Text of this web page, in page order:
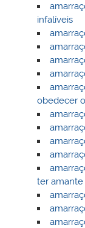
infalíveis
obedecer
ter amante